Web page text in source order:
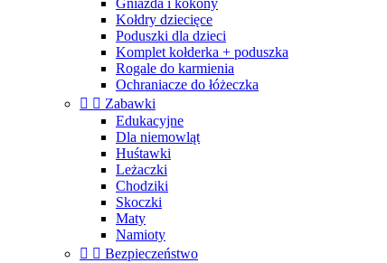
Gniazda i kokony
Kołdry dziecięce
Poduszki dla dzieci
Komplet kołderka + poduszka
Rogale do karmienia
Ochraniacze do łóżeczka
  Zabawki
Edukacyjne
Dla niemowląt
Huśtawki
Leżaczki
Chodziki
Skoczki
Maty
Namioty
  Bezpieczeństwo